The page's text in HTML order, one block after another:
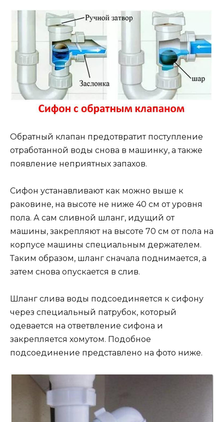
Обратный клапан предотвратит поступление
отработанной воды снова в машинку, а также
появление неприятных запахов.
Сифон устанавливают как можно выше к
раковине, на высоте не ниже 40 см от уровня
пола. А сам сливной шланг, идущий от
машины, закрепляют на высоте 70 см от пола на
корпусе машины специальным держателем.
Таким образом, шланг сначала поднимается, а
затем снова опускается в слив.
Шланг слива воды подсоединяется к сифону
через специальный патрубок, который
одевается на ответвление сифона и
закрепляется хомутом. Подобное
подсоединение представлено на фото ниже.